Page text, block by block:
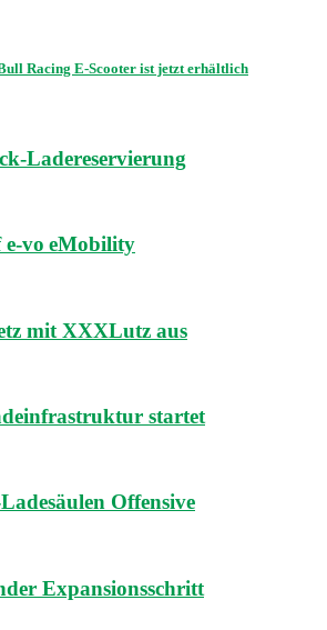
Racing E-Scooter ist jetzt erhältlich
Ladereservierung
vo eMobility
mit XXXLutz aus
startet
Offensive
Expansionsschritt